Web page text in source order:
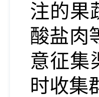
注的果
酸盐肉
意征集
时收集